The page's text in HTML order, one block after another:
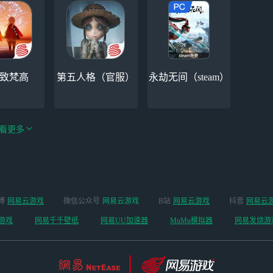
梵高 第五人格（官服） 永劫无间（steam）
机 阴阳师
绝区零-周年庆（手
游排队可先前往端
游游玩）
更多
网易云游戏 微信公众号 网易云游戏 B站 网易云游戏 抖音 网易云
戏 网易千千壁纸 网易UU加速器 MuMu模拟器 网易发烧游